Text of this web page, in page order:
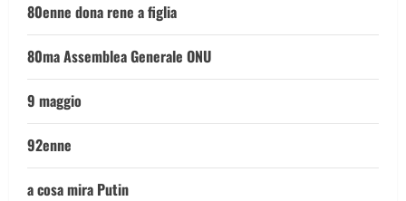
80enne dona rene a figlia
80ma Assemblea Generale ONU
9 maggio
92enne
a cosa mira Putin